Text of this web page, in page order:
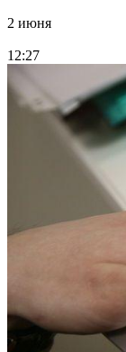
2 июня
12:27